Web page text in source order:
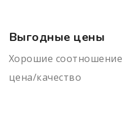
Выгодные цены
Хорошие соотношение
цена/качество